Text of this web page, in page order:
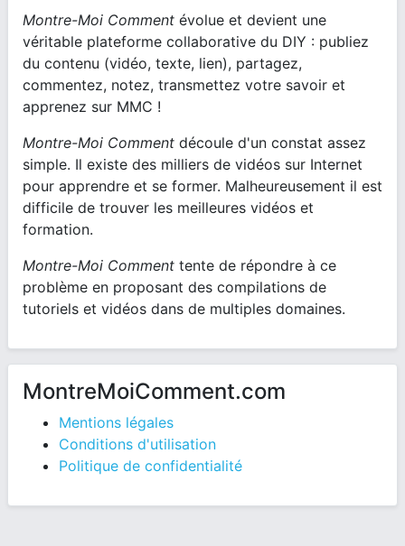
Montre-Moi Comment évolue et devient une
véritable plateforme collaborative du DIY : publiez
du contenu (vidéo, texte, lien), partagez,
commentez, notez, transmettez votre savoir et
apprenez sur MMC !
Montre-Moi Comment découle d'un constat assez
simple. Il existe des milliers de vidéos sur Internet
pour apprendre et se former. Malheureusement il est
difficile de trouver les meilleures vidéos et
formation.
Montre-Moi Comment tente de répondre à ce
problème en proposant des compilations de
tutoriels et vidéos dans de multiples domaines.
MontreMoiComment.com
Mentions légales
Conditions d'utilisation
Politique de confidentialité